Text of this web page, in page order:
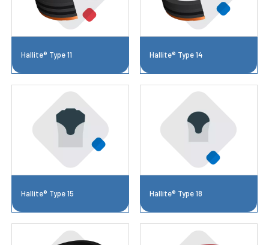
Hallite® Type 11 Hallite® Type 14
Hallite® Type 15 Hallite® Type 18